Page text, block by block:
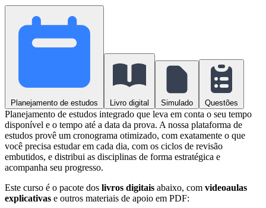
Planejamento de estudos Livro digital Simulado Questões
Planejamento de estudos integrado que leva em conta o seu tempo
disponível e o tempo até a data da prova. A nossa plataforma de
estudos provê um cronograma otimizado, com exatamente o que
você precisa estudar em cada dia, com os ciclos de revisão
embutidos, e distribui as disciplinas de forma estratégica e
acompanha seu progresso.
Este curso é o pacote dos livros digitais abaixo, com videoaulas
explicativas e outros materiais de apoio em PDF: